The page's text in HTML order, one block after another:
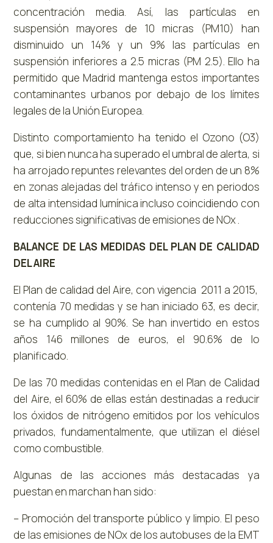
concentración media. Así, las partículas en
suspensión mayores de 10 micras (PM10) han
disminuido un 14% y un 9% las partículas en
suspensión inferiores a 2.5 micras (PM 2.5). Ello ha
permitido que Madrid mantenga estos importantes
contaminantes urbanos por debajo de los límites
legales de la Unión Europea.
Distinto comportamiento ha tenido el Ozono (O3)
que, si bien nunca ha superado el umbral de alerta, si
ha arrojado repuntes relevantes del orden de un 8%
en zonas alejadas del tráfico intenso y en periodos
de alta intensidad lumínica incluso coincidiendo con
reducciones significativas de emisiones de NOx .
BALANCE DE LAS MEDIDAS DEL PLAN DE CALIDAD
DEL AIRE
El Plan de calidad del Aire, con vigencia 2011 a 2015,
contenía 70 medidas y se han iniciado 63, es decir,
se ha cumplido al 90%. Se han invertido en estos
años 146 millones de euros, el 90.6% de lo
planificado.
De las 70 medidas contenidas en el Plan de Calidad
del Aire, el 60% de ellas están destinadas a reducir
los óxidos de nitrógeno emitidos por los vehículos
privados, fundamentalmente, que utilizan el diésel
como combustible.
Algunas de las acciones más destacadas ya
puestan en marchan han sido:
– Promoción del transporte público y limpio. El peso
de las emisiones de NOx de los autobuses de la EMT